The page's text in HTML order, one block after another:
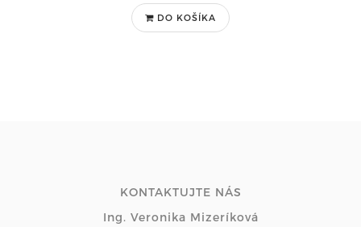
DO KOŠÍKA
KONTAKTUJTE NÁS
Ing. Veronika Mizeríková